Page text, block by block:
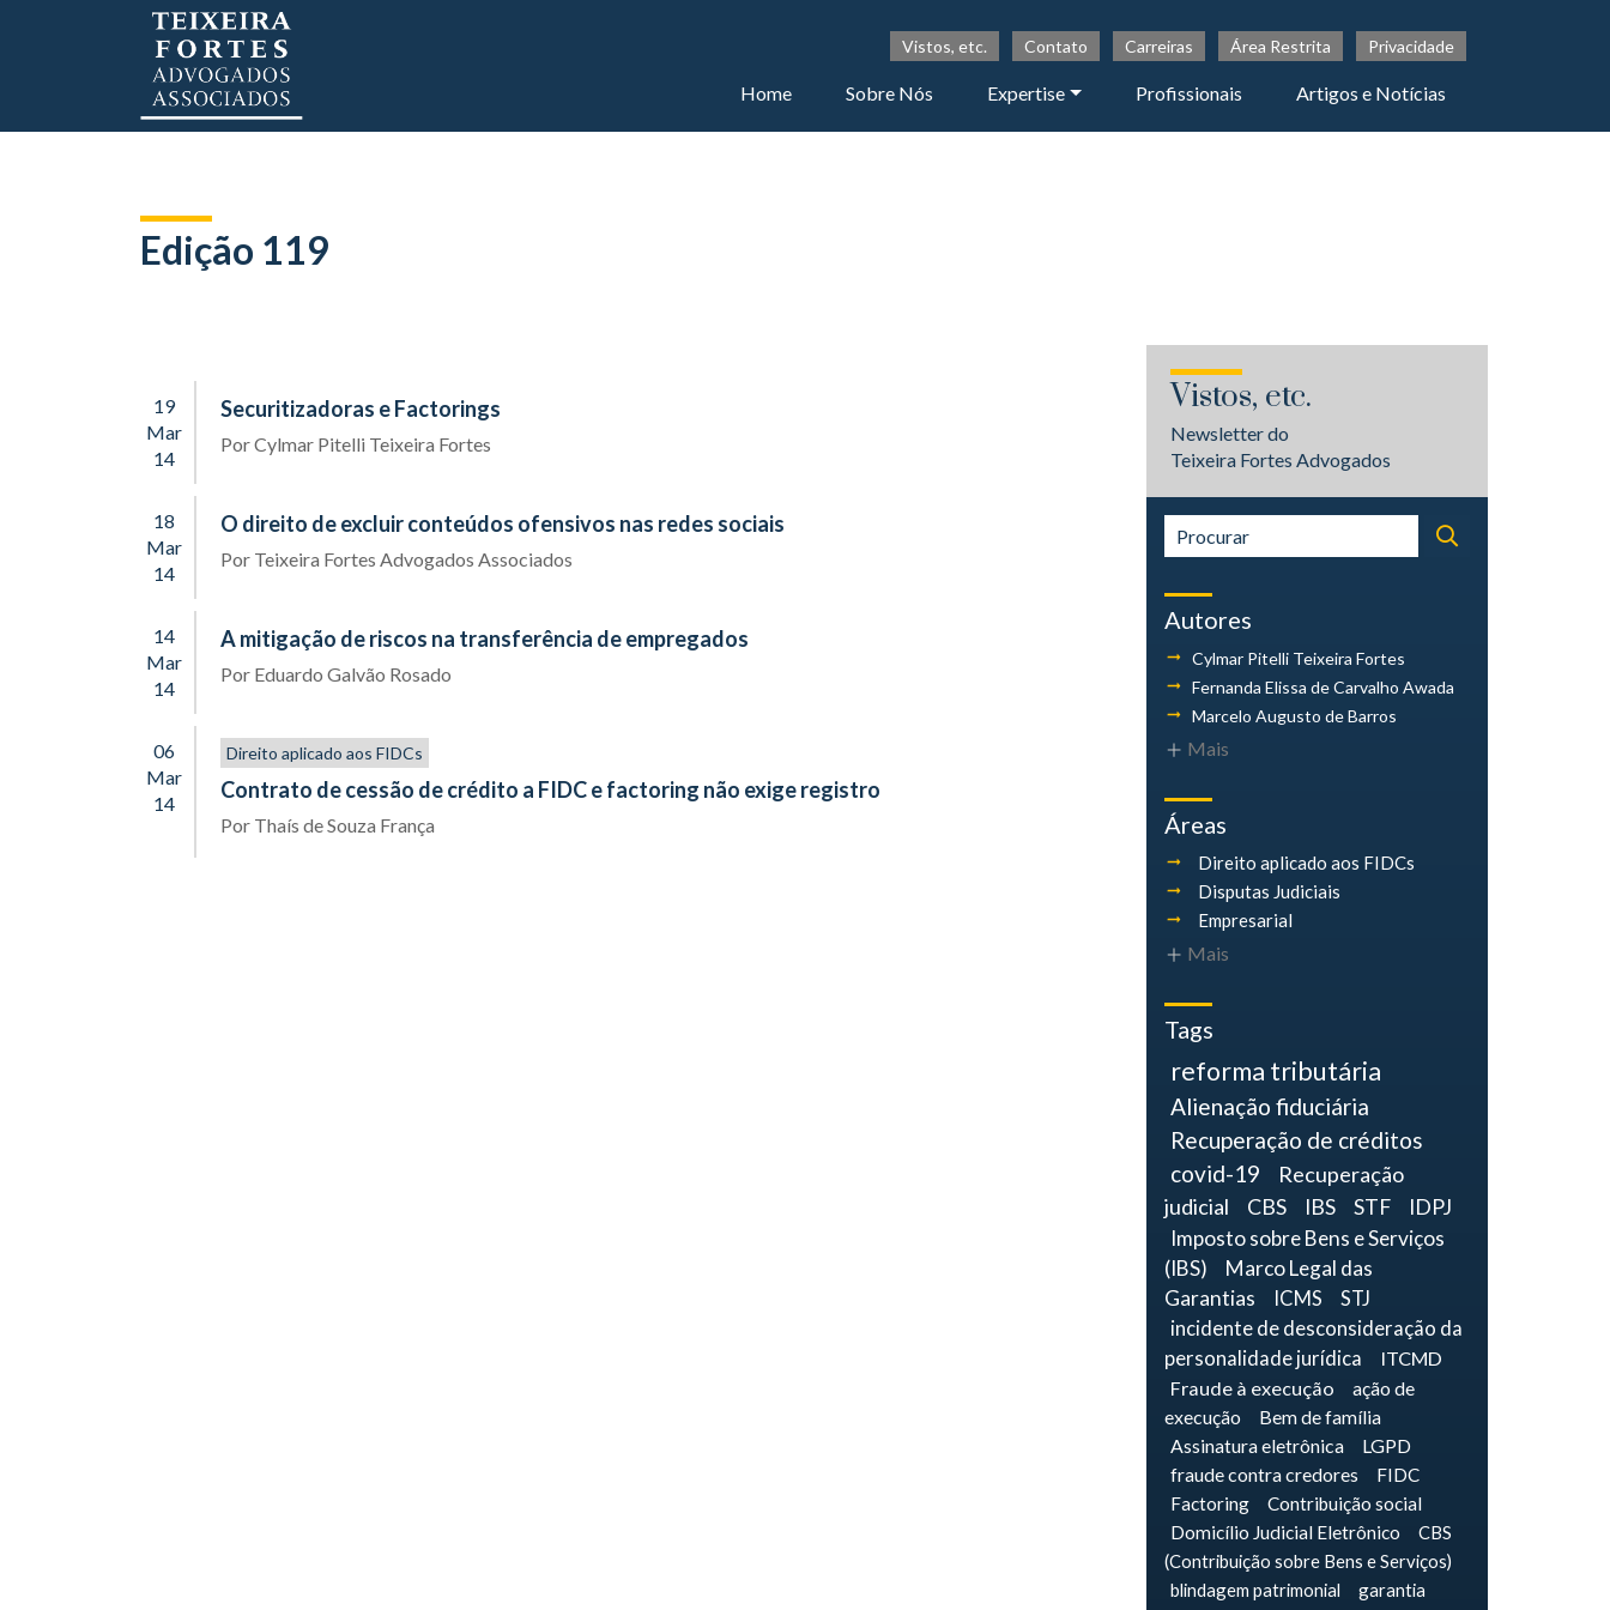
Vistos, etc. Contato Carreiras Área Restrita Privacidade
Home Sobre Nós Expertise Profissionais Artigos e Notícias
Edição 119
19
Mar
14
Securitizadoras e Factorings
PorCylmar Pitelli Teixeira Fortes
18
Mar
14
O direito de excluir conteúdos ofensivos nas redes sociais
Por Teixeira Fortes Advogados Associados
14
Mar
14
A mitigação de riscos na transferência de empregados
Por Eduardo Galvão Rosado
06
Mar
14
Direito aplicado aos FIDCs
Contrato de cessão de crédito a FIDC e factoring não exige registro
Por Thaís de Souza França
Vistos, etc.
Newsletter do
Teixeira Fortes Advogados
Autores
Cylmar Pitelli Teixeira Fortes
Fernanda Elissa de Carvalho Awada
Marcelo Augusto de Barros
Mais
Áreas
Direito aplicado aos FIDCs
Disputas Judiciais
Empresarial
Mais
Tags
reforma tributária
Alienação fiduciária
Recuperação de créditos
covid-19
Recuperação
judicial
CBS IBS STF
IDPJ
Imposto sobre Bens e Serviços
(IBS)
Marco Legal das
Garantias
ICMS
STJ
incidente de desconsideração da
personalidade jurídica
ITCMD
Fraude à execução
ação de
execução
Bem de família
Assinatura eletrônica
LGPD
fraude contra credores
FIDC
Factoring
Contribuição social
Domicílio Judicial Eletrônico
CBS
(Contribuição sobre Bens e Serviços)
blindagem patrimonial
garantia